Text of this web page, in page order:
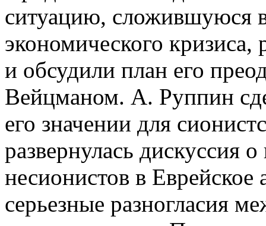
ситуацию, сложившуюся
экономического кризиса,
и обсудили план его
Вейцманом. А. Руппин
его значении для
развернулась дискуссия
несионистов в Еврейское
серьезные разногласия